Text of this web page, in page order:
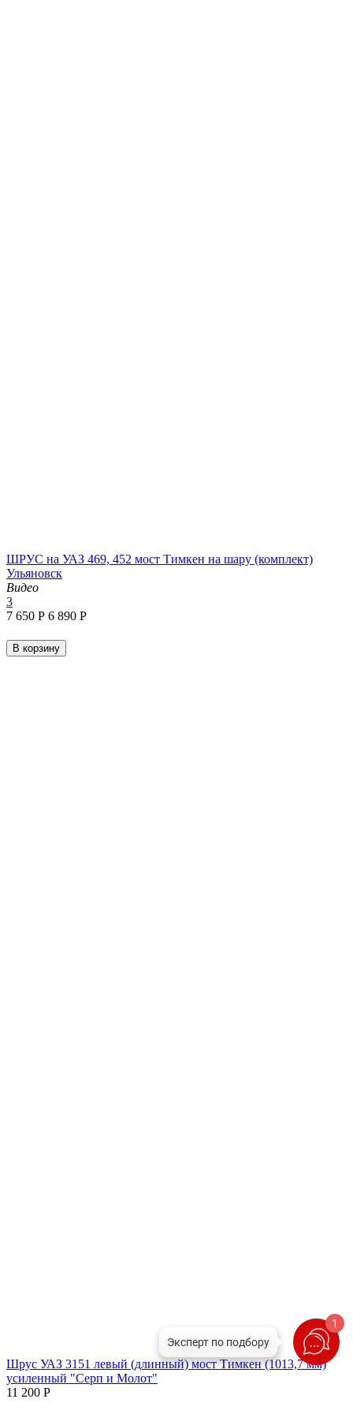
ШРУС на УАЗ 469, 452 мост Тимкен на шару (комплект)
Ульяновск
Видео
3
7 650 Р 6 890 Р
В корзину
Шрус УАЗ 3151 левый (длинный) мост Тимкен (1013,7 мм)
усиленный "Серп и Молот"
11 200 Р